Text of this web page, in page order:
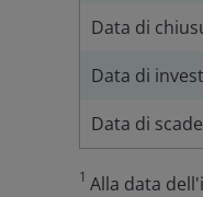
Data di
Data di
Data di
1 Alla data